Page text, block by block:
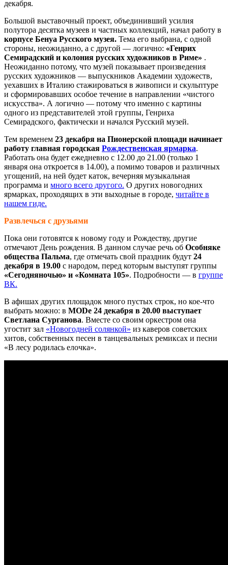
декабря.
Большой выставочный проект, объединивший усилия
полутора десятка музеев и частных коллекций, начал работу в
корпусе Бенуа Русского музея. Тема его выбрана, с одной
стороны, неожиданно, а с другой — логично: «Генрих
Семирадский и колония русских художников в Риме» .
Неожиданно потому, что музей показывает произведения
русских художников — выпускников Академии художеств,
уехавших в Италию стажироваться в живописи и скульптуре
и сформировавших особое течение в направлении «чистого
искусства». А логично — потому что именно с картины
одного из представителей этой группы, Генриха
Семирадского, фактически и начался Русский музей.
Тем временем 23 декабря на Пионерской площади начинает
работу главная городская Рождественская ярмарка.
Работать она будет ежедневно с 12.00 до 21.00 (только 1
января она откроется в 14.00), а помимо товаров и различных
угощений, на ней будет каток, вечерняя музыкальная
программа и много всего другого. О других новогодних
ярмарках, проходящих в эти выходные в городе, читайте в
нашем гиде.
Развлечься с друзьями
Пока они готовятся к новому году и Рождеству, другие
отмечают День рождения. В данном случае речь об Особняке
общества Пальма, где отмечать свой праздник будут 24
декабря в 19.00 с народом, перед которым выступят группы
«Сегодняночью» и «Комната 105». Подробности — в группе
ВК.
В афишах других площадок много пустых строк, но кое-что
выбрать можно: в MODе 24 декабря в 20.00 выступает
Светлана Сурганова. Вместе со своим оркестром она
угостит зал «Новогодней солянкой» из каверов советских
хитов, собственных песен в танцевальных ремиксах и песни
«В лесу родилась елочка».